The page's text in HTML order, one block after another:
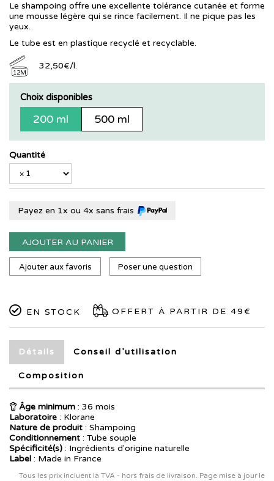
Le shampoing offre une excellente tolérance cutanée et forme
une mousse légère qui se rince facilement. Il ne pique pas les
yeux.
Le tube est en plastique recyclé et recyclable.
12M
32,50€/l.
Choix disponibles
200 ml 500 ml
Quantité
Payez en 1x ou 4x sans frais
AJOUTER AU PANIER
Ajouter aux favoris Poser une question
EN STOCK OFFERT À PARTIR DE 49€
Détails Conseil d’utilisation
Composition
Âge minimum : 36 mois
Laboratoire : Klorane
Nature de produit : Shampoing
Conditionnement : Tube souple
Spécificité(s) : Ingrédients d'origine naturelle
Label : Made in France
Tous les prix incluent la TVA - hors frais de livraison. Page mise à jour le